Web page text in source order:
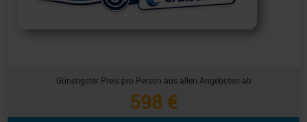
Günstigster Preis pro Person aus allen Angeboten ab
598 €